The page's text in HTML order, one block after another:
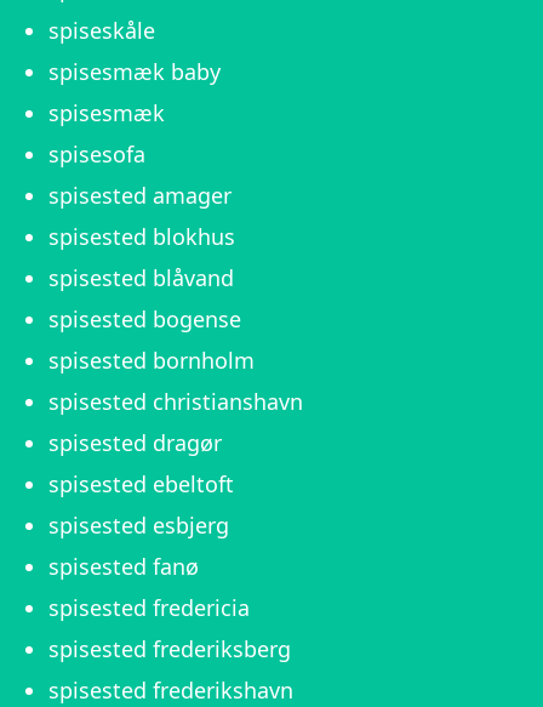
spiseskåle
spisesmæk baby
spisesmæk
spisesofa
spisested amager
spisested blokhus
spisested blåvand
spisested bogense
spisested bornholm
spisested christianshavn
spisested dragør
spisested ebeltoft
spisested esbjerg
spisested fanø
spisested fredericia
spisested frederiksberg
spisested frederikshavn